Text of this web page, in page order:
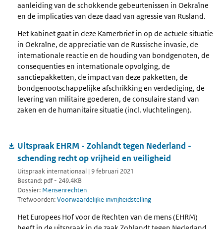
aanleiding van de schokkende gebeurtenissen in Oekraïne
en de implicaties van deze daad van agressie van Rusland.
Het kabinet gaat in deze Kamerbrief in op de actuele situatie
in Oekraïne, de appreciatie van de Russische invasie, de
internationale reactie en de houding van bondgenoten, de
consequenties en internationale opvolging, de
sanctiepakketten, de impact van deze pakketten, de
bondgenootschappelijke afschrikking en verdediging, de
levering van militaire goederen, de consulaire stand van
zaken en de humanitaire situatie (incl. vluchtelingen).
Uitspraak EHRM - Zohlandt tegen Nederland -
schending recht op vrijheid en veiligheid
Uitspraak internationaal | 9 februari 2021
Bestand: pdf - 249.4KB
Dossier: Mensenrechten
Trefwoorden:Voorwaardelijke invrijheidstelling
Het Europees Hof voor de Rechten van de mens (EHRM)